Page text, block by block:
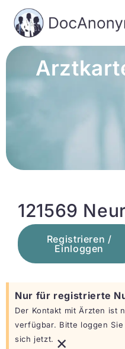
121569
Registrieren /
Einloggen
Nur für registrierte
Der Kontakt mit Ärzten ist
verfügbar. Bitte loggen
sich jetzt. ×